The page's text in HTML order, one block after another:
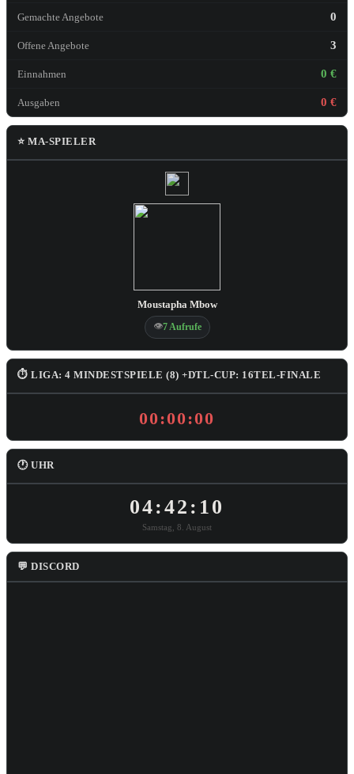
Gemachte Angebote 0
Offene Angebote 3
Einnahmen 0 €
Ausgaben 0 €
⭐ MA-SPIELER
Moustapha Mbow
👁7 Aufrufe
⏱ LIGA: 4 MINDESTSPIELE (8) +DTL-CUP: 16TEL-FINALE
00:00:00
🕐 UHR
04:42:11
Samstag, 8. August
💬 DISCORD